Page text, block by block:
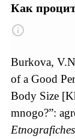
Как
Burkova,
of a Good
Body Size
mnogo?”: